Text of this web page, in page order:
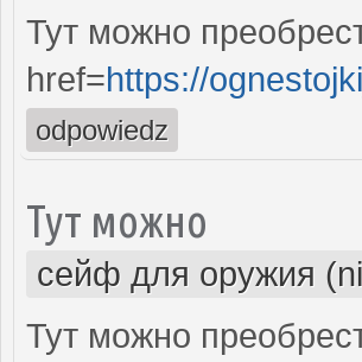
Тут можно
href=https://
odpowiedz
Тут можно
сейф для оружия
Тут можно